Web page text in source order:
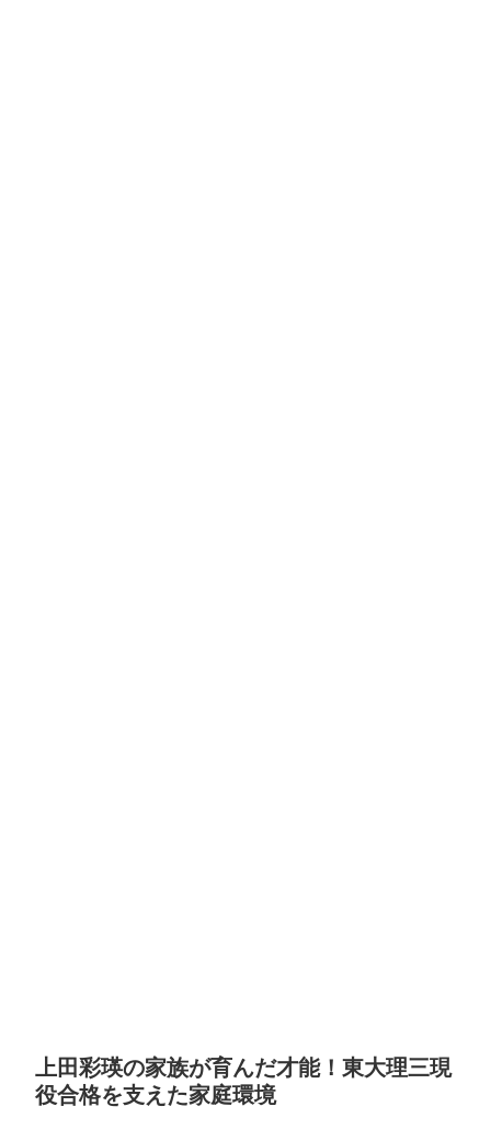
上田彩瑛の家族が育んだ才能！東大理三現
役合格を支えた家庭環境